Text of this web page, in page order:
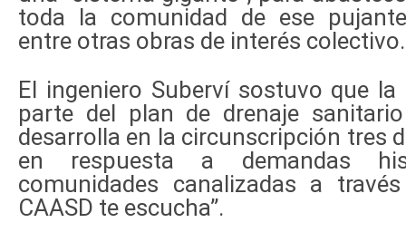
toda la comunidad de ese
entre otras obras de interés colectivo.
El ingeniero Suberví sostuvo que
parte del plan de drenaje
desarrolla en la circunscripción tres
en respuesta a demandas
comunidades canalizadas a
CAASD te escucha”.